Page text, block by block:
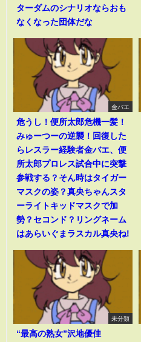
ターダムのシナリオならおも
なくなった団体だな
金バエ
危うし！便所太郎危機一髪！
みゅーつーの逆襲！回復した
らレスラー経験者金バエ、便
所太郎プロレス試合中に突撃
参戦する？そん時はタイガー
マスクの姿？真央ちゃんスタ
ーライトキッドマスクで加
勢？セコンド？リングネーム
はあらいぐまラスカル真央ね!
未分類
“最高の熟女”沢地優佳